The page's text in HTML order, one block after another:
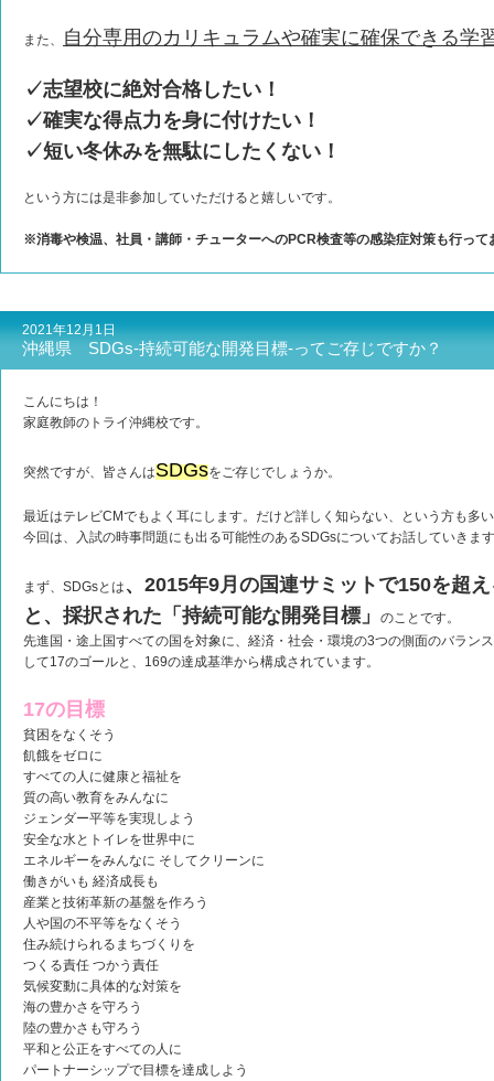
また、 自分専用のカリキュラムや確実に確保できる学
✓志望校に絶対合格したい！
✓確実な得点力を身に付けたい！
✓短い冬休みを無駄にしたくない！
という方には是非参加していただけると嬉しいです。
※消毒や検温、社員・講師・チューターへのPCR検査等の感染症対策も行って
2021年12月1日
沖縄県 SDGs-持続可能な開発目標-ってご存じですか？
こんにちは！
家庭教師のトライ沖縄校です。
突然ですが、皆さんはSDGsをご存じでしょうか。
最近はテレビCMでもよく耳にします。だけど詳しく知らない、という方も多
今回は、入試の時事問題にも出る可能性のあるSDGsについてお話していきま
まず、SDGsとは 、2015年9月の国連サミットで150を超
と、採択された「持続可能な開発目標」
のことです。
先進国・途上国すべての国を対象に、経済・社会・環境の3つの側面のバラン
して17のゴールと、169の達成基準から構成されています。
17の目標
貧困をなくそう
飢餓をゼロに
すべての人に健康と福祉を
質の高い教育をみんなに
ジェンダー平等を実現しよう
安全な水とトイレを世界中に
エネルギーをみんなに そしてクリーンに
働きがいも 経済成長も
産業と技術革新の基盤を作ろう
人や国の不平等をなくそう
住み続けられるまちづくりを
つくる責任 つかう責任
気候変動に具体的な対策を
海の豊かさを守ろう
陸の豊かさも守ろう
平和と公正をすべての人に
パートナーシップで目標を達成しよう